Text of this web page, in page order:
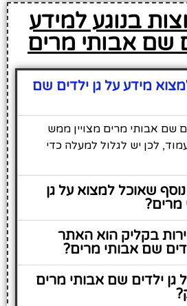
בנוגע למידע
שם אבותי מרים
מידע על גן ילדים שם
שם אבותי מרים מצויין ממש
לכן יש לגלול למעלה כדי
שאוכל למצוא על גן
בקליק הוא האתר
שם אבותי מרים?
ילדים שם אבותי מרים